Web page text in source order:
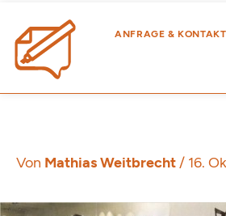
Inhalt
springen
ANFRAGE & KONTAKT
Von Mathias Weitbrecht/ 16.